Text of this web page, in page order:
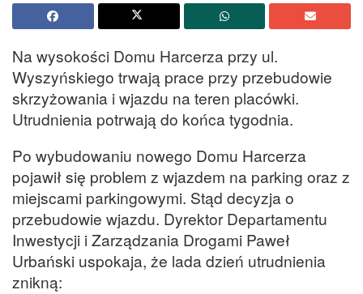
Na wysokości Domu Harcerza przy ul.
Wyszyńskiego trwają prace przy przebudowie
skrzyżowania i wjazdu na teren placówki.
Utrudnienia potrwają do końca tygodnia.
Po wybudowaniu nowego Domu Harcerza
pojawił się problem z wjazdem na parking oraz z
miejscami parkingowymi. Stąd decyzja o
przebudowie wjazdu. Dyrektor Departamentu
Inwestycji i Zarządzania Drogami Paweł
Urbański uspokaja, że lada dzień utrudnienia
znikną: